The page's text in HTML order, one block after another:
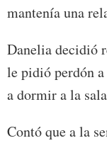
mantenía una
Danelia decidió
le pidió perdón
a dormir a la
Contó que a la